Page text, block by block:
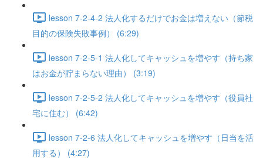
lesson 7-2-4-2 法人化するだけでお金は増えない（節税
目的の保険失敗事例） (6:29)
lesson 7-2-5-1 法人化してキャッシュを増やす（持ち家
はお金が貯まらない理由） (3:19)
lesson 7-2-5-2 法人化してキャッシュを増やす（役員社
宅に住む） (6:42)
lesson 7-2-6 法人化してキャッシュを増やす（日当を活
用する） (4:27)